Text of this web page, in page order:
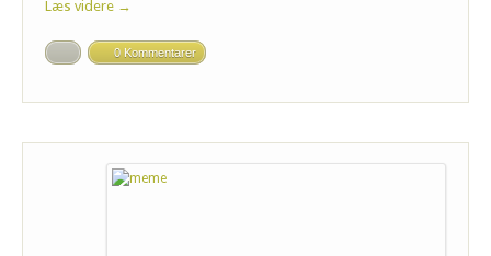
Læs videre →
0 Kommentarer